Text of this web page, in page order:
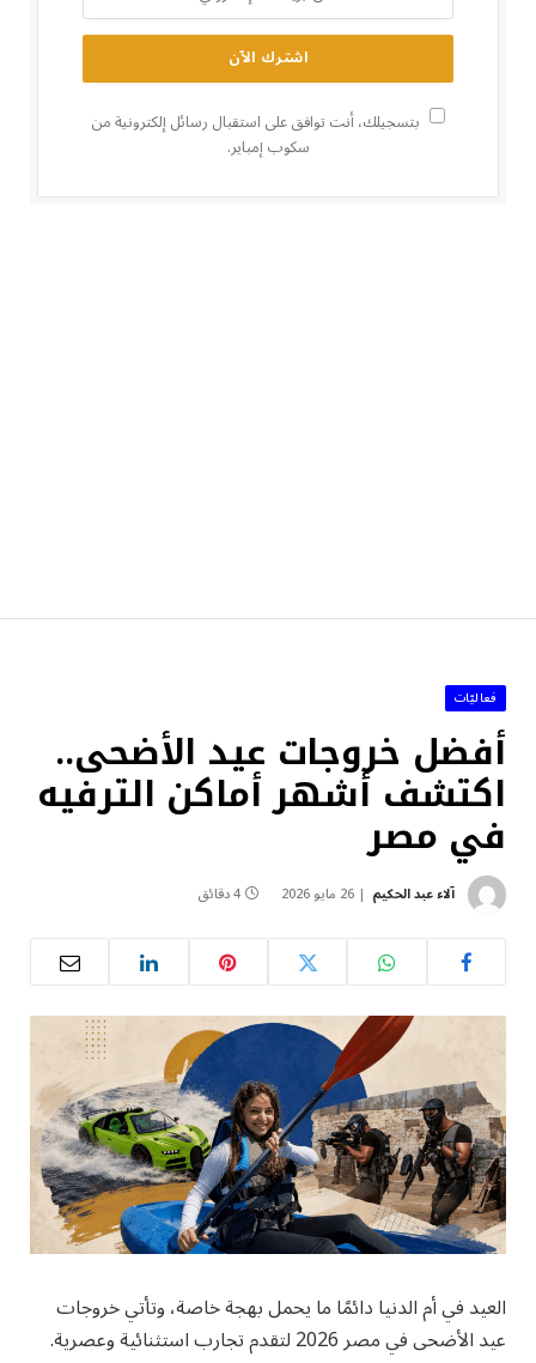
بتسجيلك، أنت توافق على استقبال رسائل إلكترونية من
سكوب إمباير.
فعاليّات
أفضل خروجات عيد الأضحى..
اكتشف أشهر أماكن الترفيه
في مصر
آلاء عبد الحكيم 26 مايو 2026 4 دقائق
العيد في أم الدنيا دائمًا ما يحمل بهجة خاصة، وتأتي خروجات
عيد الأضحى في مصر 2026 لتقدم تجارب استثنائية وعصرية.